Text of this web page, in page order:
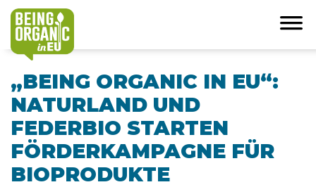
„BEING ORGANIC IN EU“:
NATURLAND UND
FEDERBIO STARTEN
FÖRDERKAMPAGNE FÜR
BIOPRODUKTE